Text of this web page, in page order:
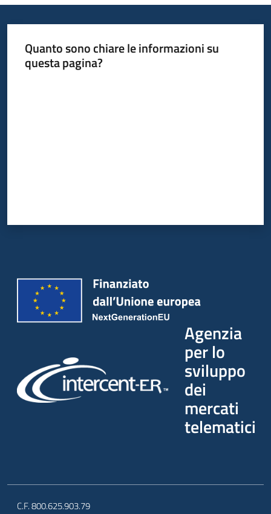
Quanto sono chiare le informazioni su
questa pagina?
Agenzia
per lo
sviluppo
dei
mercati
telematici
C.F. 800.625.903.79